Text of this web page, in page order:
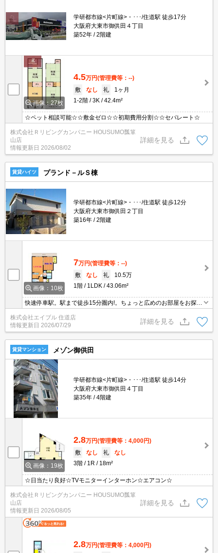
学研都市線<片町線>・･･･/住道駅 徒歩17分
大阪府大東市御供田４丁目
築52年
2階建
画像：27枚
4.5万円(管理費等：--)
敷
なし 礼
1ヶ月
1-2階
3K 42.4m²
☆ペット相談可能☆☆敷金ゼロ☆☆初期費用分割☆☆セパレート☆
株式会社Ｒリビングカンパニー HOUSUMO瓢箪
山店
情報更新日 2026/08/02
詳細を見る
賃貸ハイツ プランド－ルＳ棟
学研都市線<片町線>・･･･/住道駅 徒歩12分
大阪府大東市御供田２丁目
築16年
2階建
画像：10枚
7万円(管理費等：--)
敷
なし 礼
10.5万
1階
1LDK 43.06m²
快速停車駅。駅まで徒歩15分圏内!。ちょっと広めのお部屋をお探し
のあなたへ。実物を見てお確かめください。現地待ち合わせ、物件
ご案内可能。オンライン内見対応可。ぜひお問い合わせください!。
株式会社エイブル 住道店
情報更新日 2026/07/29
詳細を見る
賃貸マンション メゾン御供田
学研都市線<片町線>・･･･/住道駅 徒歩14分
大阪府大東市御供田４丁目
築35年
4階建
画像：19枚
2.8万円(管理費等：4,000円)
敷
なし 礼
なし
3階
1R 18m²
☆日当たり良好☆TVモニターインターホン☆エアコン☆
株式会社Ｒリビングカンパニー HOUSUMO瓢箪
山店
情報更新日 2026/08/05
詳細を見る
2.8万円(管理費等：4,000円)